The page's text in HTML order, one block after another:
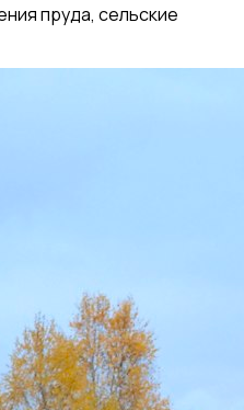
пруда, сельские